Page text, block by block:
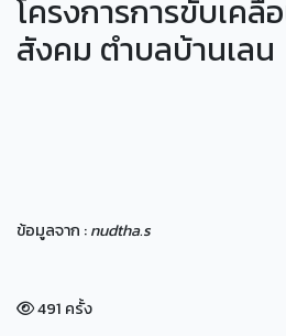
โครงการการขับเคลื่
สังคม ตำบลบ้านเลน
ข้อมูลจาก :nudtha.s
491 ครั้ง